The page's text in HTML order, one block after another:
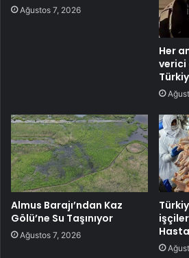
Ağustos 7, 2026
Her
verici
Almus Barajı’ndan Kaz
Gölü’ne Su Taşınıyor
Ağustos 7, 2026